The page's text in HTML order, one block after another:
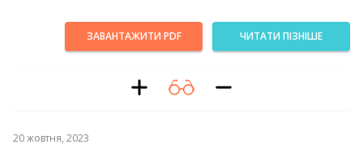
ЗАВАНТАЖИТИ PDF ЧИТАТИ ПІЗНІШЕ
20 жовтня, 2023